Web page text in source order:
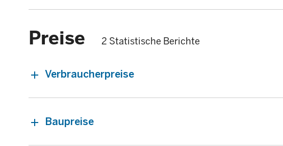
Preise 2 Statistische Berichte
Verbraucherpreise
Baupreise